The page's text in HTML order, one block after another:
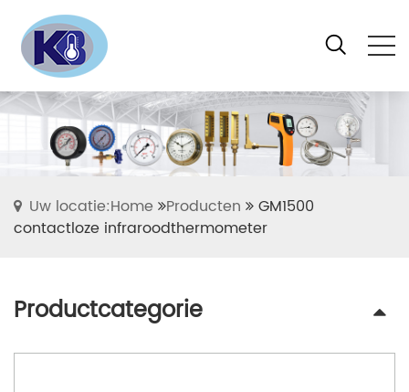
Uw locatie:Home Producten
GM1500
contactloze infraroodthermometer
Productcategorie